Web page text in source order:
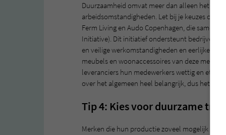
Duurzaamheid omvat meer dan alleen het
arbeidsomstandigheden. Let bij je keuzes op
Ferm Living en Audo Copenhagen, die
Initiative). Dit initiatief ondersteunt bedrijven
en veilige werkomstandigheden en eerlijke
meubels en woonaccessoires van deze
leveranciers hun medewerkers wettig en
over het algemeen heel belangrijk, dus het
Tip 4: Kies voor duurzame
Merken die hun productie zoveel mogelijk